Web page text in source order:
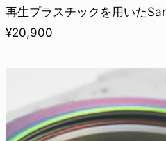
再生プラスチックを用いた
¥20,900